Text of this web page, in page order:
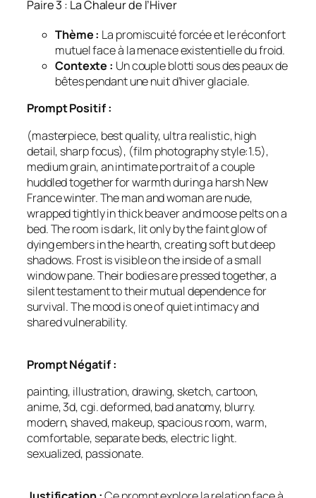
Paire 3 : La Chaleur de l’Hiver
Thème : La promiscuité forcée et le réconfort
mutuel face à la menace existentielle du froid.
Contexte : Un couple blotti sous des peaux de
bêtes pendant une nuit d’hiver glaciale.
Prompt Positif :
(masterpiece, best quality, ultra realistic, high
detail, sharp focus), (film photography style:1.5),
medium grain, an intimate portrait of a couple
huddled together for warmth during a harsh New
France winter. The man and woman are nude,
wrapped tightly in thick beaver and moose pelts on a
bed. The room is dark, lit only by the faint glow of
dying embers in the hearth, creating soft but deep
shadows. Frost is visible on the inside of a small
window pane. Their bodies are pressed together, a
silent testament to their mutual dependence for
survival. The mood is one of quiet intimacy and
shared vulnerability.
Prompt Négatif :
painting, illustration, drawing, sketch, cartoon,
anime, 3d, cgi. deformed, bad anatomy, blurry.
modern, shaved, makeup, spacious room, warm,
comfortable, separate beds, electric light.
sexualized, passionate.